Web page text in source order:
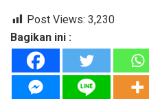
Post Views: 3,230
Bagikan ini :